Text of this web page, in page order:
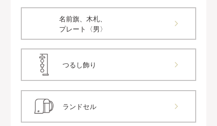
名前旗、木札、
プレート〈男〉
つるし飾り
ランドセル